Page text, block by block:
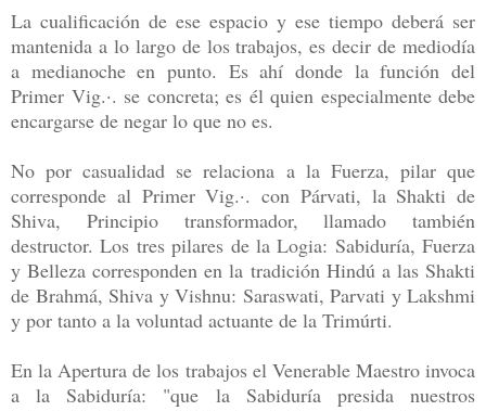
La cualificación de ese espacio y ese tiempo deberá ser
mantenida a lo largo de los trabajos, es decir de mediodía
a medianoche en punto. Es ahí donde la función del
Primer Vig.·. se concreta; es él quien especialmente debe
encargarse de negar lo que no es.
No por casualidad se relaciona a la Fuerza, pilar que
corresponde al Primer Vig.·. con Párvati, la Shakti de
Shiva, Principio transformador, llamado también
destructor. Los tres pilares de la Logia: Sabiduría, Fuerza
y Belleza corresponden en la tradición Hindú a las Shakti
de Brahmá, Shiva y Vishnu: Saraswati, Parvati y Lakshmi
y por tanto a la voluntad actuante de la Trimúrti.
En la Apertura de los trabajos el Venerable Maestro invoca
a la Sabiduría: "que la Sabiduría presida nuestros